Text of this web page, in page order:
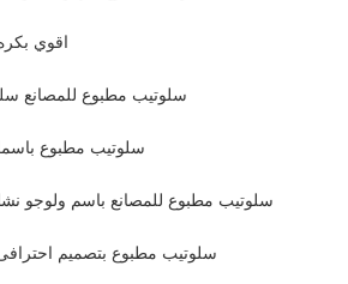
اقوي
سلوتيب مطبوع للمصانع
سلوتيب مطبوع
سلوتيب مطبوع للمصانع باسم ولوجو
سلوتيب مطبوع بتصميم